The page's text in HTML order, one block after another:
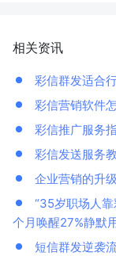
相关资讯
彩信群发适合
彩信营销软件
彩信推广服务
彩信发送服务
企业营销的升
“35岁职场人
个月唤醒27%静默
短信群发逆袭